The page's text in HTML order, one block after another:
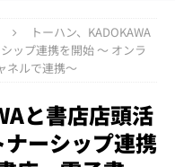
トーハン、KADOKAWA
ップ連携を開始 〜 オンラ
ネルで連携〜
と書店店頭活
ーシップ連携